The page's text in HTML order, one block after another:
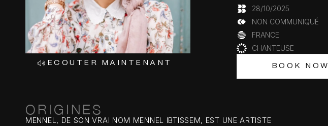
ECOUTER MAINTENANT
28/10/2025
NON COMMUNIQUÉ
FRANCE
CHANTEUSE
BOOK NOW
ORIGINES
MENNEL, DE SON VRAI NOM MENNEL IBTISSEM, EST UNE ARTISTE